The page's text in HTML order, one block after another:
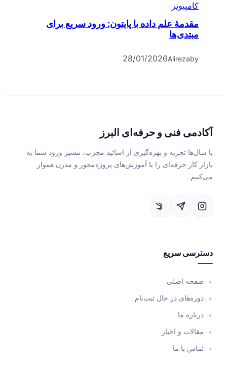
کامپیوتر
مقدمۀ علم داده با پایتون: ورود سریع برای
مبتدی‌ها
by
Alireza
28/01/2026
آکادمی فنی و حرفه‌ای البرز
با سال‌ها تجربه و بهره‌گیری از اساتید مجرب، مسیر ورود شما به
بازار کار حرفه‌ای را با آموزش‌های پروژه‌محور و مدرن هموار
می‌کنیم.
دسترسی سریع
صفحه اصلی
دوره‌های در حال ثبت‌نام
درباره ما
مقالات و اخبار
تماس با ما